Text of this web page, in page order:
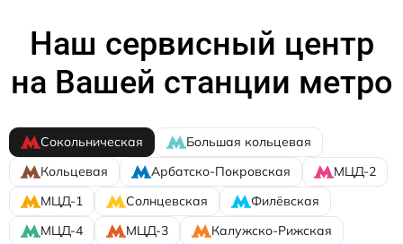
Наш сервисный центр
на Вашей станции метро
Сокольническая
Большая кольцевая
Кольцевая
Арбатско-Покровская
МЦД-2
МЦД-1
Солнцевская
Филёвская
МЦД-4
МЦД-3
Калужско-Рижская